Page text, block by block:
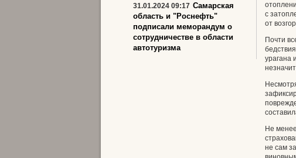
с
от
Почти
урагана
Не
не сам
31.01.2024 09:17 Самарская
область и "Роснефть"
подписали меморандум о
сотрудничестве в области
автотуризма